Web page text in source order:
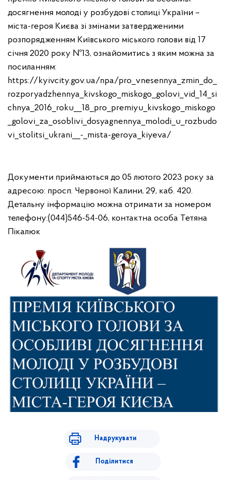
досягнення молоді у розбудові столиці України –
міста-героя Києва зі змінами затвердженими
розпорядженням Київського міського голови від 17
січня 2020 року №13, ознайомитись з яким можна за
посиланням:
https://kyivcity.gov.ua/npa/pro_vnesennya_zmin_do_
rozporyadzhennya_kivskogo_miskogo_golovi_vid_14_si
chnya_2016_roku__18_pro_premiyu_kivskogo_miskogo
_golovi_za_osoblivi_dosyagnennya_molodi_u_rozbudo
vi_stolitsi_ukrani__-_mista-geroya_kiyeva/
Документи приймаються до 05 лютого 2023 року за
адресою: просп. Червоної Калини, 29, каб. 420.
Детальну інформацію можна отримати за номером
телефону:(044)546-54-06, контактна особа Тетяна
Пікалюк
Надрукувати
Поділитися